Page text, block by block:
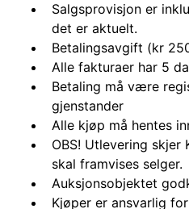
Salgsprovisjon er
det er aktuelt.
Betalingsavgift (kr
Alle fakturaer har 5
Betaling må være
gjenstander
Alle kjøp må hentes
OBS! Utlevering
skal framvises selger.
Auksjonsobjektet
Kjøper er ansvarlig